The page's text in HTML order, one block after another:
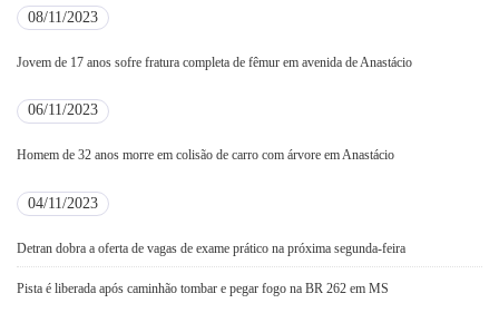
08/11/2023
Jovem de 17 anos sofre fratura completa de fêmur em avenida de Anastácio
06/11/2023
Homem de 32 anos morre em colisão de carro com árvore em Anastácio
04/11/2023
Detran dobra a oferta de vagas de exame prático na próxima segunda-feira
Pista é liberada após caminhão tombar e pegar fogo na BR 262 em MS